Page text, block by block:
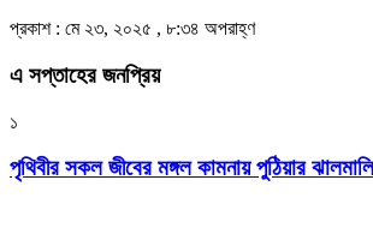
প্রকাশ : মে ২৩, ২০২৫ , ৮:৩৪ অপরাহ্ণ
এ সপ্তাহের জনপ্রিয়
১
পৃথিবীর সকল জীবের মঙ্গল কামনায় পুঠিয়ার